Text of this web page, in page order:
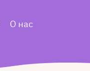
О нас